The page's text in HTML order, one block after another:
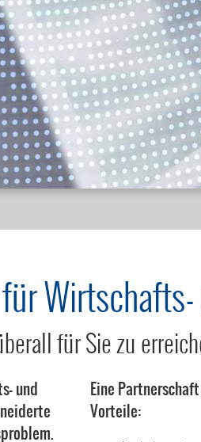
für Sie zu
und
Eine
Vorteile: